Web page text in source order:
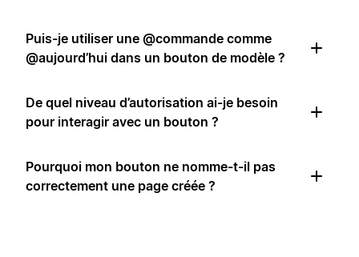
Puis-je utiliser une @commande comme
@aujourd’hui dans un bouton de modèle ?
De quel niveau d’autorisation ai-je besoin
pour interagir avec un bouton ?
Pourquoi mon bouton ne nomme-t-il pas
correctement une page créée ?